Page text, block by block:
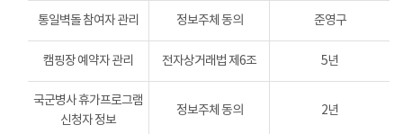
통일벽돌 참여자 관리 정보주체 동의 준영구
캠핑장 예약자 관리 전자상거래법 제6조 5년
국군병사 휴가프로그램
신청자 정보
정보주체 동의 2년